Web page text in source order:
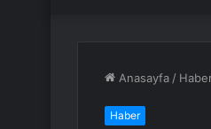
Anasayfa /
Haber